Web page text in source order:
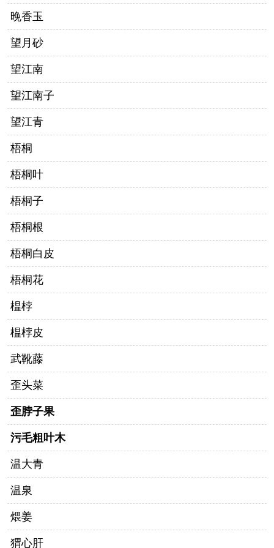
晚香玉
望月砂
望江南
望江南子
望江青
梧桐
梧桐叶
梧桐子
梧桐根
梧桐白皮
梧桐花
榅桲
榅桲皮
武靴藤
歪头菜
歪脖子果
污毛粗叶木
温大青
温泉
煨姜
猬心肝